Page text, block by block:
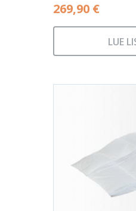
269,90 €
LUE